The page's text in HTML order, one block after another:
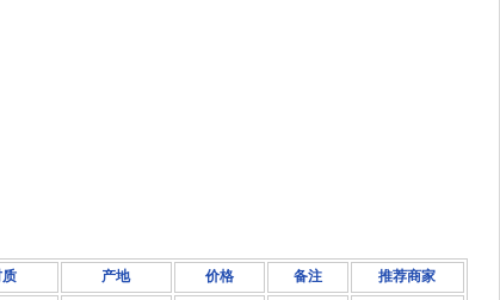
产地 价格 备注
推荐商家